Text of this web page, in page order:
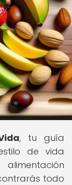
, tu guía
de vida
todo